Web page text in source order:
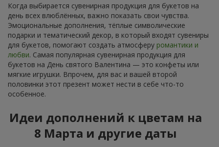
Когда выбирается сувенирная продукция для букетов на
день всех влюблённых, важно показать свои чувства.
Эмоциональные дополнения, тёплые символические
подарки и тематический декор, в который входят сувениры
для букетов, помогают создать атмосферу романтики и
любви. Самая популярная сувенирная продукция для
букетов на День святого Валентина — это конфеты или
мягкие игрушки. Впрочем, для вас и вашей второй
половинки этот презент может нести в себе что-то
особенное.
Идеи дополнений к цветам на
8 Марта и другие даты